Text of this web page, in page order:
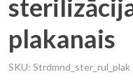
plakanais
SKU Strdmnd_ster_rul_plak